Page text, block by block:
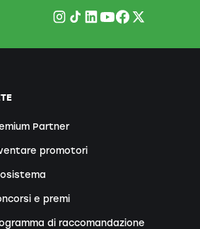
Partner
promotori
e premi
di raccomandazione